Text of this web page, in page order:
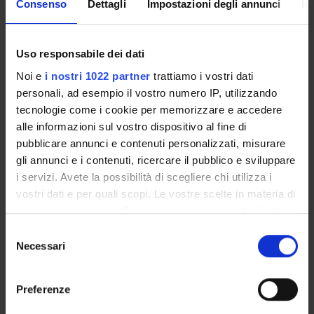
Consenso Dettagli Impostazioni degli annunci
Uso responsabile dei dati
Noi e i nostri 1022 partner trattiamo i vostri dati
personali, ad esempio il vostro numero IP, utilizzando
tecnologie come i cookie per memorizzare e accedere
alle informazioni sul vostro dispositivo al fine di
pubblicare annunci e contenuti personalizzati, misurare
gli annunci e i contenuti, ricercare il pubblico e sviluppare
i servizi. Avete la possibilità di scegliere chi utilizza i
vostri dati e per quali scopi. Le vostre scelte in materia di
privacy sono applicabili solo su questa proprietà digitale
modificare o revocare il proprio consenso in qualsiasi
momento dalla Dichiarazione sui cookie o facendo clic
delNecessari
Preferenze
MIUR - PRIN
Finanziamento:assegnato e gestito dal Dipartimento
PARTECIPANTI AL PROGETTO
Leonardo Chelazzi
Professore ordinario
COLLABORATORI ESTERNI
Università degli Studi di Torino
Università degli Studi di Modena e Reggio Emilia